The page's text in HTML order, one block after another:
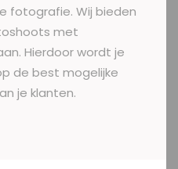
fotografie. Wij bieden
met
Hierdoor wordt je
de best mogelijke
je klanten.